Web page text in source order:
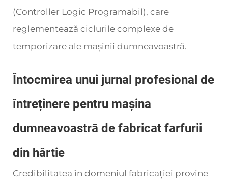
(Controller Logic Programabil), care
reglementează ciclurile complexe de
temporizare ale mașinii dumneavoastră.
Întocmirea unui jurnal profesional de
întreținere pentru mașina
dumneavoastră de fabricat farfurii
din hârtie
Credibilitatea în domeniul fabricației provine